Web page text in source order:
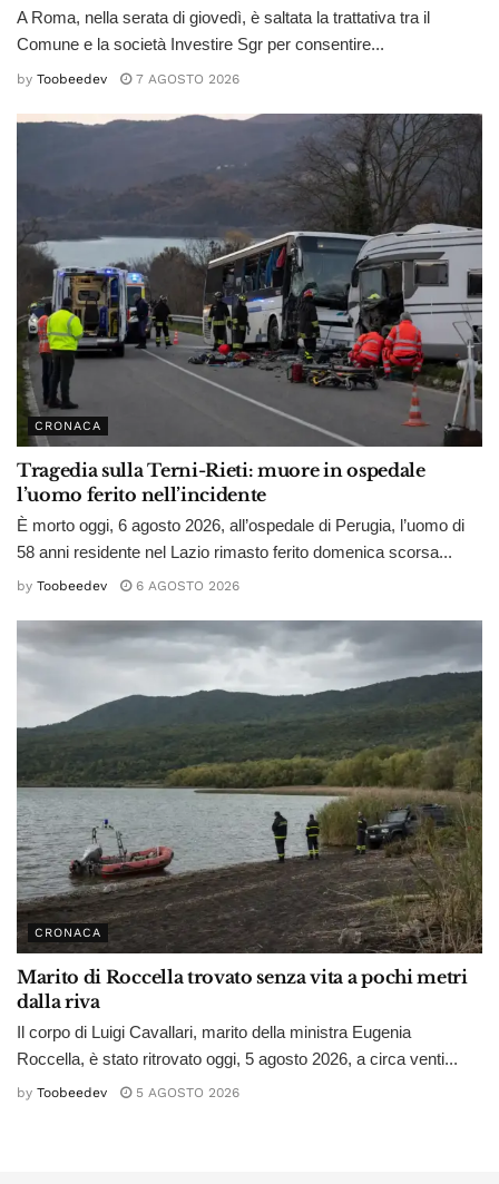
A Roma, nella serata di giovedì, è saltata la trattativa tra il
Comune e la società Investire Sgr per consentire...
by Toobeedev 7 AGOSTO 2026
CRONACA
Tragedia sulla Terni-Rieti: muore in ospedale
l’uomo ferito nell’incidente
È morto oggi, 6 agosto 2026, all’ospedale di Perugia, l’uomo di
58 anni residente nel Lazio rimasto ferito domenica scorsa...
by Toobeedev 6 AGOSTO 2026
CRONACA
Marito di Roccella trovato senza vita a pochi metri
dalla riva
Il corpo di Luigi Cavallari, marito della ministra Eugenia
Roccella, è stato ritrovato oggi, 5 agosto 2026, a circa venti...
by Toobeedev 5 AGOSTO 2026